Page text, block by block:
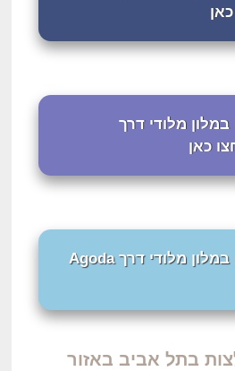
מלודי דרך
להזמנת חדרים במלון מלודי דרך Agoda
בתל אביב באזור